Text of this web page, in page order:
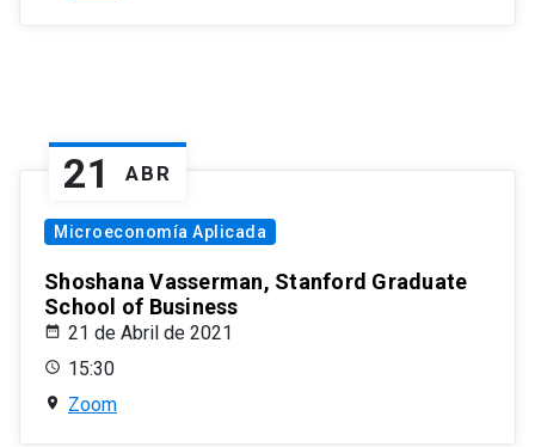
21 ABR
Microeconomía Aplicada
Shoshana Vasserman, Stanford Graduate
School of Business
21 de Abril de 2021
15:30
Zoom